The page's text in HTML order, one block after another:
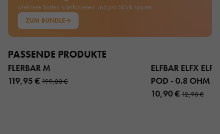
Mehrere Sorten kombinieren und pro Stück sparen.
ZUM BUNDLE
PASSENDE PRODUKTE
FLERBAR M
119,95 € 199,00 €
ELFBAR ELFX
POD - 0.8 OHM 3
10,90 €12,90 €